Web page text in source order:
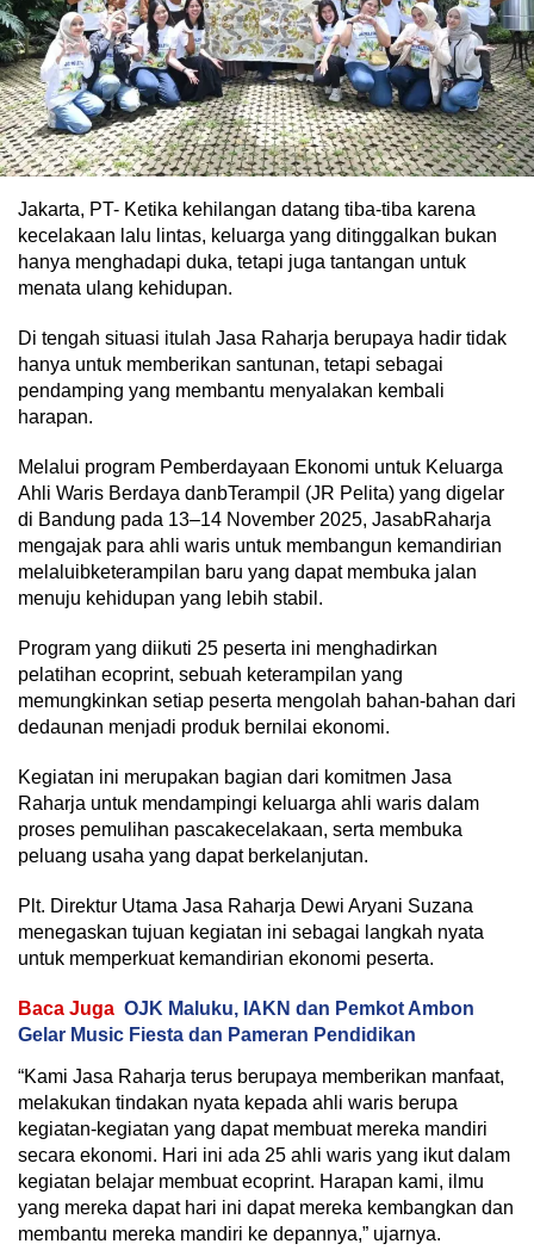
Jakarta, PT- Ketika kehilangan datang tiba-tiba karena
kecelakaan lalu lintas, keluarga yang ditinggalkan bukan
hanya menghadapi duka, tetapi juga tantangan untuk
menata ulang kehidupan.
Di tengah situasi itulah Jasa Raharja berupaya hadir tidak
hanya untuk memberikan santunan, tetapi sebagai
pendamping yang membantu menyalakan kembali
harapan.
Melalui program Pemberdayaan Ekonomi untuk Keluarga
Ahli Waris Berdaya danbTerampil (JR Pelita) yang digelar
di Bandung pada 13–14 November 2025, JasabRaharja
mengajak para ahli waris untuk membangun kemandirian
melaluibketerampilan baru yang dapat membuka jalan
menuju kehidupan yang lebih stabil.
Program yang diikuti 25 peserta ini menghadirkan
pelatihan ecoprint, sebuah keterampilan yang
memungkinkan setiap peserta mengolah bahan-bahan dari
dedaunan menjadi produk bernilai ekonomi.
Kegiatan ini merupakan bagian dari komitmen Jasa
Raharja untuk mendampingi keluarga ahli waris dalam
proses pemulihan pascakecelakaan, serta membuka
peluang usaha yang dapat berkelanjutan.
Plt. Direktur Utama Jasa Raharja Dewi Aryani Suzana
menegaskan tujuan kegiatan ini sebagai langkah nyata
untuk memperkuat kemandirian ekonomi peserta.
Baca Juga OJK Maluku, IAKN dan Pemkot Ambon
Gelar Music Fiesta dan Pameran Pendidikan
“Kami Jasa Raharja terus berupaya memberikan manfaat,
melakukan tindakan nyata kepada ahli waris berupa
kegiatan-kegiatan yang dapat membuat mereka mandiri
secara ekonomi. Hari ini ada 25 ahli waris yang ikut dalam
kegiatan belajar membuat ecoprint. Harapan kami, ilmu
yang mereka dapat hari ini dapat mereka kembangkan dan
membantu mereka mandiri ke depannya,” ujarnya.